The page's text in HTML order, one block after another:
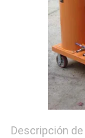
PRIVACY
POLICY
Descripción